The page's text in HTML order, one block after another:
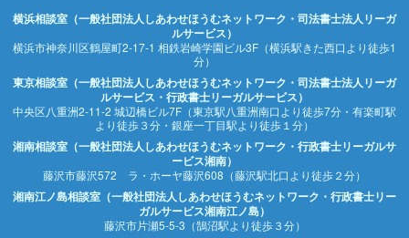
横浜相談室（一般社団法人しあわせほうむネットワーク・司法書士法人リーガ
ルサービス）
横浜市神奈川区鶴屋町2-17-1 相鉄岩崎学園ビル3F（横浜駅きた西口より徒歩1
分）
東京相談室（一般社団法人しあわせほうむネットワーク・司法書士法人リーガ
ルサービス・行政書士リーガルサービス）
中央区八重洲2-11-2 城辺橋ビル7F（東京駅八重洲南口より徒歩7分・有楽町駅
より徒歩３分・銀座一丁目駅より徒歩１分）
湘南相談室（一般社団法人しあわせほうむネットワーク・行政書士リーガルサ
ービス湘南）
藤沢市藤沢572 ラ・ホーヤ藤沢608（藤沢駅北口より徒歩２分）
湘南江ノ島相談室（一般社団法人しあわせほうむネットワーク・行政書士リー
ガルサービス湘南江ノ島）
藤沢市片瀬5-5-3（鵠沼駅より徒歩３分）